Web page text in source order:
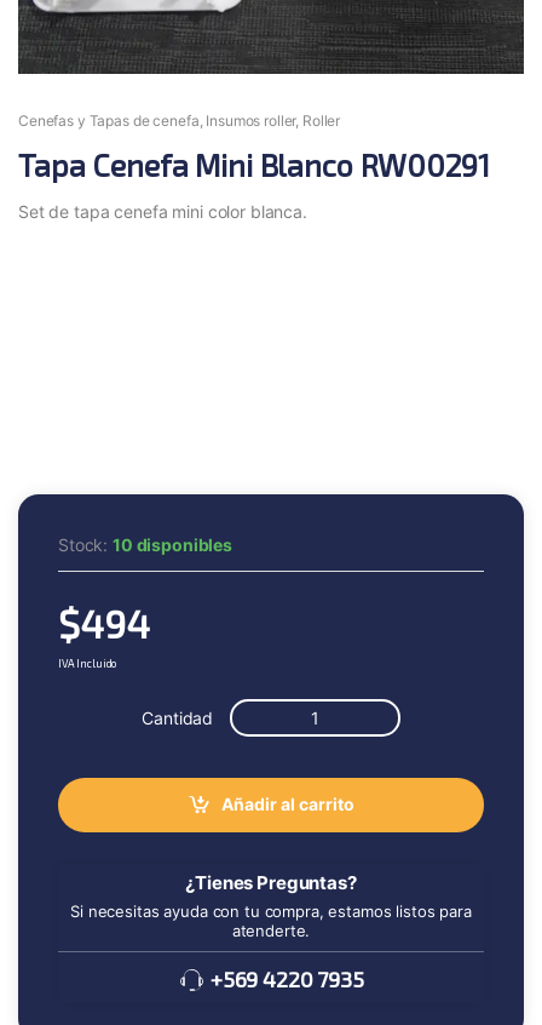
Cenefas y Tapas de cenefa Insumos roller, Roller
Tapa Cenefa Mini Blanco RW00291
Set de tapa cenefa mini color blanca.
Stock:10 disponibles
$494
IVA Incluido
Cantidad
Añadir al carrito
¿Tienes Preguntas?
Si necesitas ayuda con tu compra, estamos listos para
atenderte.
+569 4220 7935